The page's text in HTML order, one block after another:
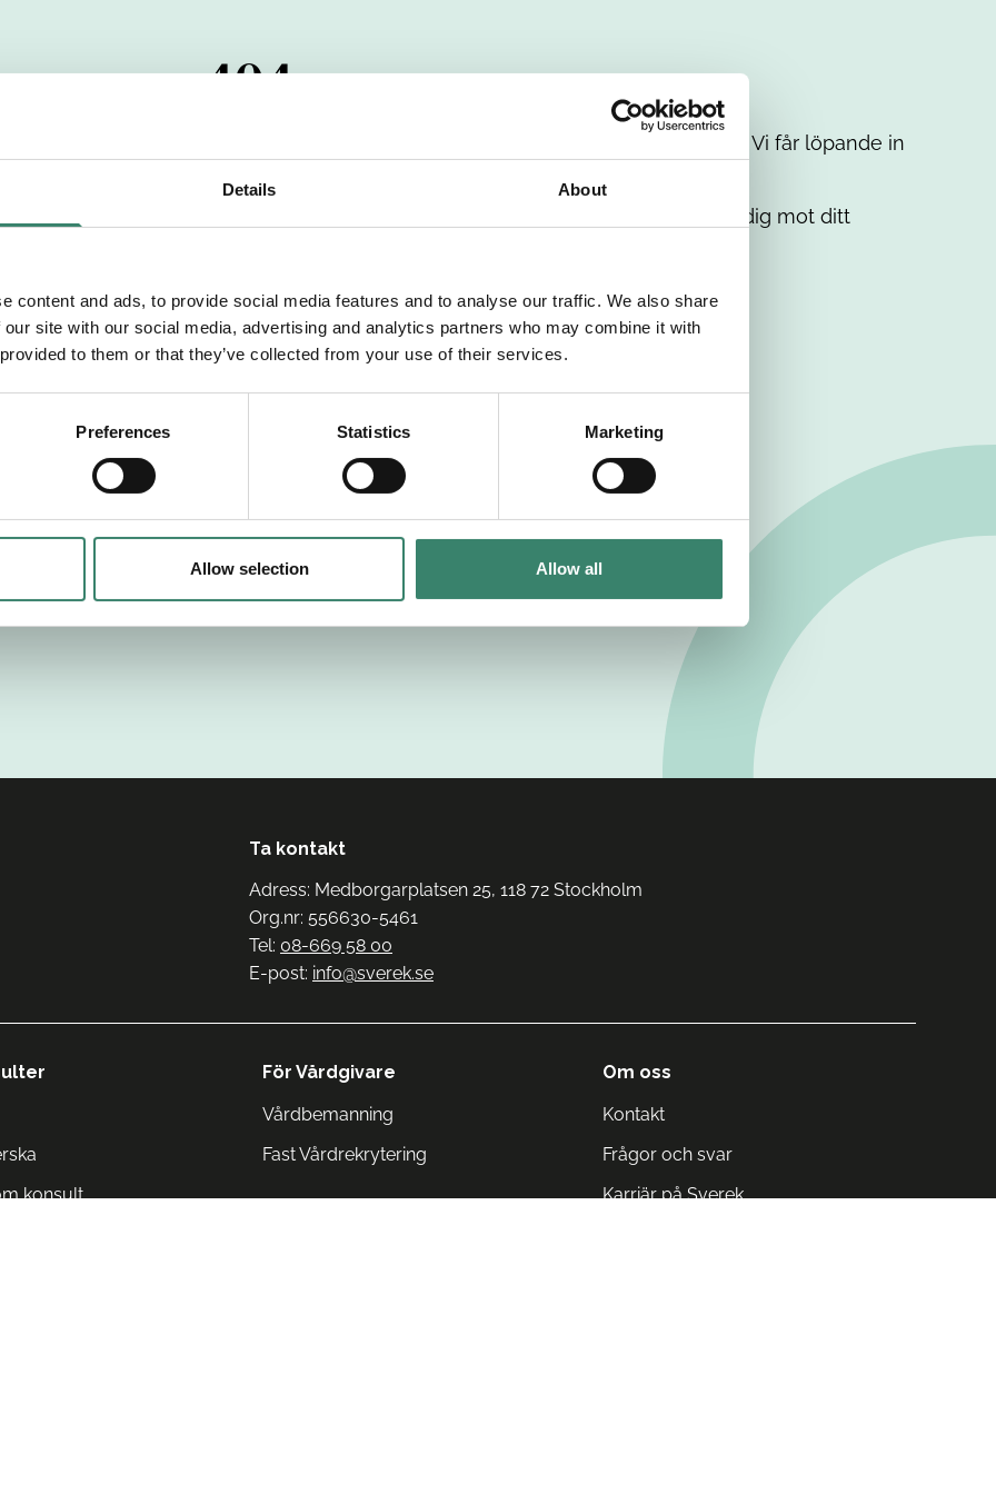
Details About
content and ads, to provide social media features and to analyse our traffic. We also share
site with our social media, advertising and analytics partners who may combine it with
to them or that they’ve collected from your use of their services.
Preferences Statistics Marketing
Allow selection Allow all
404
har passerats. Vi uppskattar verkligen ditt intresse. Misströsta inte. Vi får löpande in
dig med mer information om våra aktuella uppdrag. Tillsammans matchar vi dig mot ditt
Tillbaka till Sverek
Ta kontakt
Adress: Medborgarplatsen 25, 118 72 Stockholm
Org.nr: 556630-5461
Tel: 08-669 58 00
E-post: info@sverek.se
konsult
För Vårdgivare
Vårdbemanning
Fast Vårdrekrytering
Om oss
Kontakt
Frågor och svar
Karriär på Sverek